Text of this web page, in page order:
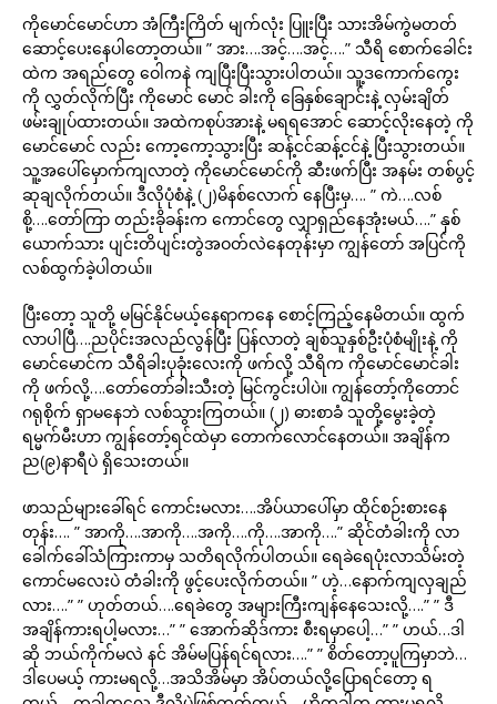
ကိုမောင်မောင်ဟာ အံကြီးကြိတ် မျက်လုံး ပြူးပြီး သားအိမ်ကွဲမတတ်
ဆောင့်ပေးနေပါတော့တယ်။ ” အား….အင့်….အင့်….” သီရိ စောက်ခေါင်း
ထဲက အရည်တွေ ဝေါကနဲ ကျပြီးပြီးသွားပါတယ်။ သူ့ဒကောက်ကွေး
ကို လွှတ်လိုက်ပြီး ကိုမောင် မောင် ခါးကို ခြေနှစ်ချောင်းနဲ့ လှမ်းချိတ်
ဖမ်းချုပ်ထားတယ်။ အထဲကစုပ်အားနဲ့ မရရအောင် ဆောင့်လိုးနေတဲ့ ကို
မောင်မောင် လည်း ကော့ကော့သွားပြီး ဆန့်ငင်ဆန့်ငင်နဲ့ ပြီးသွားတယ်။
သူ့အပေါ်မှောက်ကျလာတဲ့ ကိုမောင်မောင်ကို ဆီးဖက်ပြီး အနမ်း တစ်ပွင့်
ဆုချလိုက်တယ်။ ဒီလိုပုံစံနဲ့ (၂)မိနစ်လောက် နေပြီးမှ…. ” ကဲ….လစ်
စို့….တော်ကြာ တည်းခိုခန်းက ကောင်တွေ လျှာရှည်နေအုံးမယ်….” နှစ်
ယောက်သား ပျင်းတိပျင်းတွဲအဝတ်လဲနေတုန်းမှာ ကျွန်တော် အပြင်ကို
လစ်ထွက်ခဲ့ပါတယ်။
ပြီးတော့ သူတို့ မမြင်နိုင်မယ့်နေရာကနေ စောင့်ကြည့်နေမိတယ်။ ထွက်
လာပါပြီ….ညပိုင်းအလည်လွန်ပြီး ပြန်လာတဲ့ ချစ်သူနှစ်ဦးပုံစံမျိုးနဲ့ ကို
မောင်မောင်က သီရိခါးပုခုံးလေးကို ဖက်လို့ သီရိက ကိုမောင်မောင်ခါး
ကို ဖက်လို့….တော်တော်ခါးသီးတဲ့ မြင်ကွင်းပါပဲ။ ကျွန်တော့်ကိုတောင်
ဂရုစိုက် ရှာမနေဘဲ လစ်သွားကြတယ်။ (၂) ဓားစာခံ သူတို့မွေးခဲ့တဲ့
ရမ္မက်မီးဟာ ကျွန်တော့်ရင်ထဲမှာ တောက်လောင်နေတယ်။ အချိန်က
ည(၉)နာရီပဲ ရှိသေးတယ်။
ဖာသည်များခေါ်ရင် ကောင်းမလား….အိပ်ယာပေါ်မှာ ထိုင်စဉ်းစားနေ
တုန်း…. ” အာကို….အာကို….အကို….ကို….အာကို….” ဆိုင်တံခါးကို လာ
ခေါက်ခေါ်သံကြားကာမှ သတိရလိုက်ပါတယ်။ ရေခဲရေပုံးလာသိမ်းတဲ့
ကောင်မလေးပဲ တံခါးကို ဖွင့်ပေးလိုက်တယ်။ ” ဟဲ့…နောက်ကျလှချည်
လား….” ” ဟုတ်တယ်….ရေခဲတွေ အများကြီးကျန်နေသေးလို့….” ” ဒီ
အချိန်ကားရပါ့မလား…” ” အောက်ဆိုဒ်ကား စီးရမှာပေါ့…” ” ဟယ်…ဒါ
ဆို ဘယ်ကိုက်မလဲ နင် အိမ်မပြန်ရင်ရလား….” ” စိတ်တော့ပူကြမှာဘဲ…
ဒါပေမယ့် ကားမရလို့…အသိအိမ်မှာ အိပ်တယ်လို့ပြောရင်တော့ ရ